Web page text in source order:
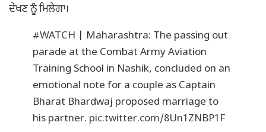
ਦੇਖਣ ਨੂੰ ਮਿਲੇਗਾ।
#WATCH | Maharashtra: The passing out
parade at the Combat Army Aviation
Training School in Nashik, concluded on an
emotional note for a couple as Captain
Bharat Bhardwaj proposed marriage to
his partner. pic.twitter.com/8Un1ZNBP1F